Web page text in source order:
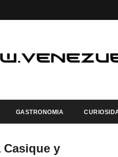
GASTRONOMIA
Casique y